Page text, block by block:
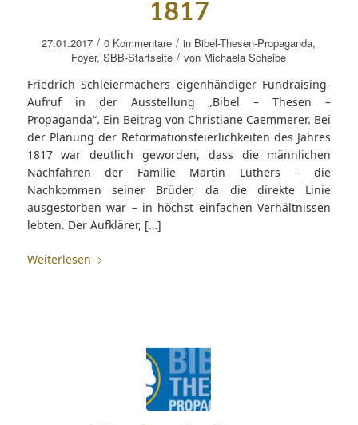
1817
27.01.2017 / 0 Kommentare / in Bibel-Thesen-Propaganda,
Foyer,SBB-Startseite / von Michaela Scheibe
Friedrich Schleiermachers eigenhändiger Fundraising-
Aufruf in der Ausstellung „Bibel – Thesen –
Propaganda“. Ein Beitrag von Christiane Caemmerer. Bei
der Planung der Reformationsfeierlichkeiten des Jahres
1817 war deutlich geworden, dass die männlichen
Nachfahren der Familie Martin Luthers – die
Nachkommen seiner Brüder, da die direkte Linie
ausgestorben war – in höchst einfachen Verhältnissen
lebten. Der Aufklärer, […]
Weiterlesen